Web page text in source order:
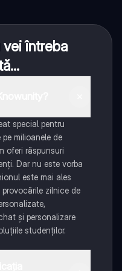
întreba
special pentru
milioanele de
oferi răspunsuri
Dar nu este vorba
este mai ales
zilnice de
și personalizare
studenților.